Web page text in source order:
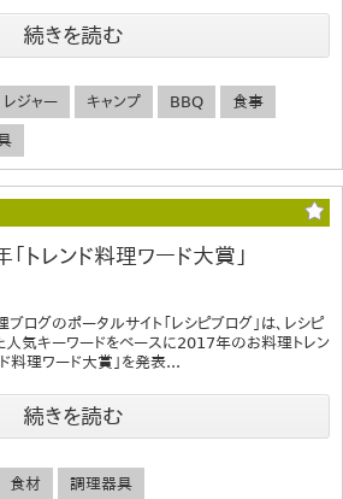
続きを読む
レジャー キャンプ BBQ 食事
トレンド料理ワード大賞」
ログのポータルサイト「レシピブログ」は、レシピ
気キーワードをベースに2017年のお料理トレン
料理ワード大賞」を発表...
続きを読む
食材 調理器具